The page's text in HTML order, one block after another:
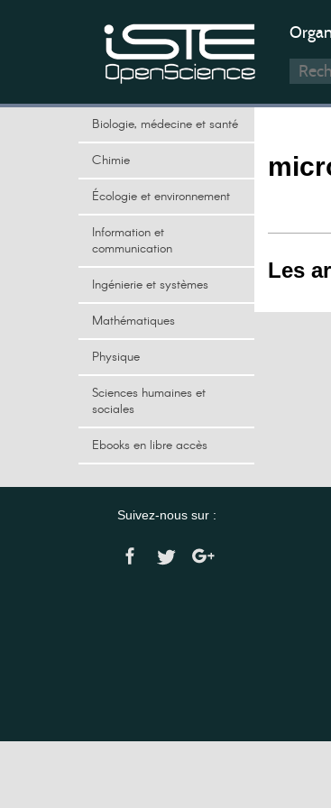
Biologie, médecine et santé
Chimie
Écologie et environnement
Information et
communication
Ingénierie et systèmes
Mathématiques
Physique
Sciences humaines et
sociales
Ebooks en libre accès
Les
Suivez-nous sur :